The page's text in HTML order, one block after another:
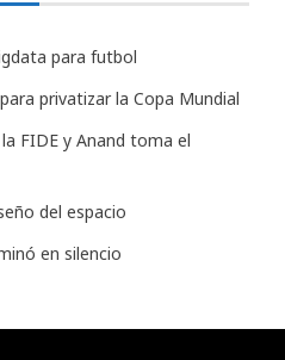
para futbol
privatizar la Copa Mundial
FIDE y Anand toma el
del espacio
en silencio